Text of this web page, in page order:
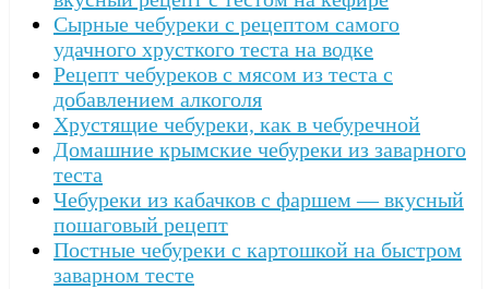
Сырные чебуреки с рецептом самого
удачного хрусткого теста на водке
Рецепт чебуреков с мясом из теста с
добавлением алкоголя
Хрустящие чебуреки, как в чебуречной
Домашние крымские чебуреки из заварного
теста
Чебуреки из кабачков с фаршем — вкусный
пошаговый рецепт
Постные чебуреки с картошкой на быстром
заварном тесте